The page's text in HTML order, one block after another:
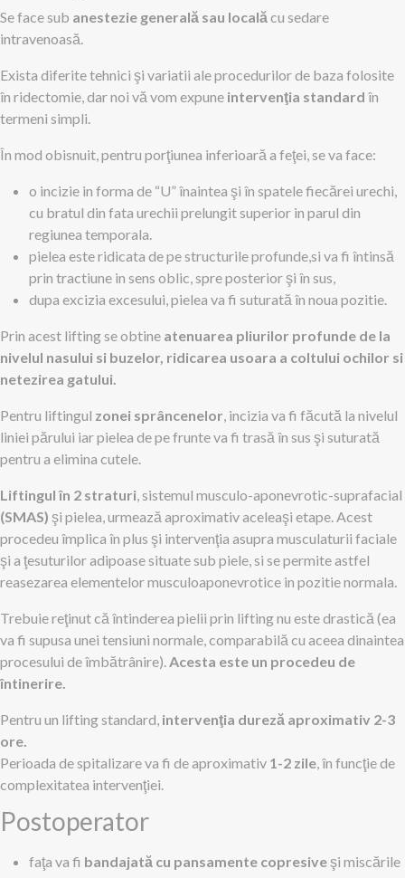
Se face sub anestezie generală sau localăcu sedare
intravenoasă.
Exista diferite tehnici şi variatii ale procedurilor de baza folosite
în ridectomie, dar noi vă vom expune intervenţia standard în
termeni simpli.
În mod obisnuit, pentru porţiunea inferioară a feţei, se va face:
o incizie in forma de “U” înaintea şi în spatele fiecărei urechi,
cu bratul din fata urechii prelungit superior in parul din
regiunea temporala.
pielea este ridicata de pe structurile profunde,si va fi întinsă
prin tractiune in sens oblic, spre posterior şi în sus,
dupa excizia excesului, pielea va fi suturată în noua pozitie.
Prin acest lifting se obtine atenuarea pliurilor profunde de la
nivelul nasului si buzelor, ridicarea usoara a coltului ochilor si
netezirea gatului.
Pentru liftingul zonei sprâncenelor, incizia va fi făcută la nivelul
liniei părului iar pielea de pe frunte va fi trasă în sus şi suturată
pentru a elimina cutele.
Liftingul în 2 straturi, sistemul musculo-aponevrotic-suprafacial
(SMAS) şi pielea, urmează aproximativ aceleaşi etape. Acest
procedeu împlica în plus şi intervenţia asupra musculaturii faciale
şi a ţesuturilor adipoase situate sub piele, si se permite astfel
reasezarea elementelor musculoaponevrotice in pozitie normala.
Trebuie reţinut că întinderea pielii prin lifting nu este drastică (ea
va fi supusa unei tensiuni normale, comparabilă cu aceea dinaintea
procesului de îmbătrânire).Acesta este un procedeu de
întinerire.
Pentru un lifting standard, intervenţia dureză aproximativ 2-3
ore.
Perioada de spitalizare va fi de aproximativ 1-2 zile, în funcţie de
complexitatea intervenţiei.
Postoperator
faţa va fi bandajată cu pansamente copresiveşi miscările